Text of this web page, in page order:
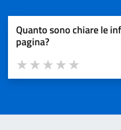
Quanto sono chiare le
pagina?
Valuta 5 stelle
Valuta 4 stelle su 5
Valuta 3 stelle su 5
Valuta 2 stelle su 5
Valuta 1 stelle su 5